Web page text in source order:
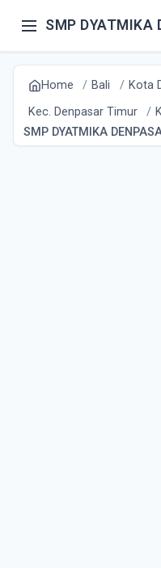
SMP DYATMIKA
Home Bali
Kota
Kec. Denpasar Timur
SMP DYATMIKA